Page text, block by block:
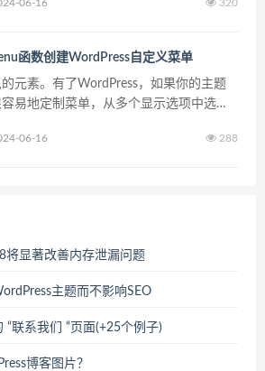
载的内容。通过优化你的...
06-16 320
函数创建WordPress自定义菜单
元素。有了WordPress，如果你的主题
易地定制菜单，从多个显示选项中选
函数。 通过把这个功...
06-16 288
将显著改善内存泄漏问题
主题而不影响SEO
“联系我们 “页面(+25个例子)
博客图片？